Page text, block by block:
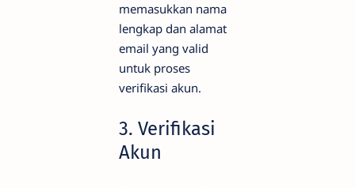
memasukkan nama
lengkap dan alamat
email yang valid
untuk proses
verifikasi akun.
3. Verifikasi
Akun